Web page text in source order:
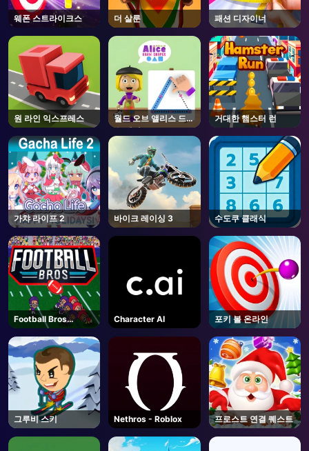
AD
웨폰 스트라이크스 더 살룬 패션 디자이너
원 라인 익스프레스
월드 오브 앨리스 드로
우 쉐이프
거대한 햄스터 런
가챠 라이프 2 바이크 레이싱 3 수도쿠 클래식
Football Bros
Unblocked
Character AI 포키 볼 온라인
그루비 스키 Nethros - Roblox 프로스트 연결 퀘스트